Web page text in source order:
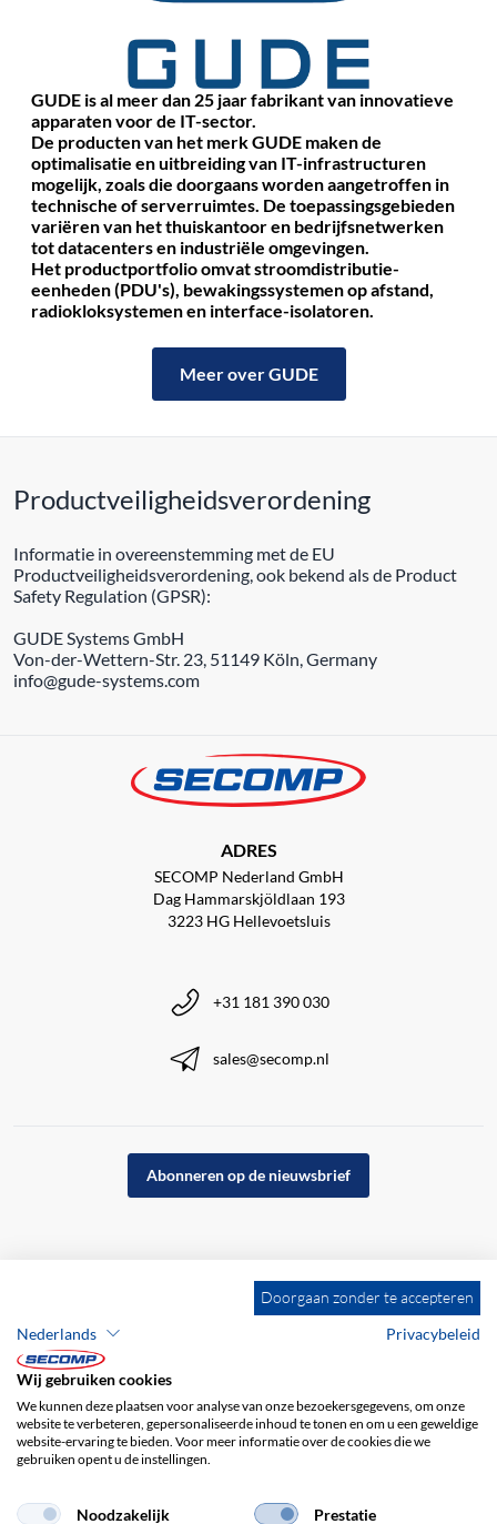
GUDE is al meer dan 25 jaar fabrikant van innovatieve
apparaten voor de IT-sector.
De producten van het merk GUDE maken de
optimalisatie en uitbreiding van IT-infrastructuren
mogelijk, zoals die doorgaans worden aangetroffen in
technische of serverruimtes. De toepassingsgebieden
variëren van het thuiskantoor en bedrijfsnetwerken
tot datacenters en industriële omgevingen.
Het productportfolio omvat stroomdistributie-
eenheden (PDU's), bewakingssystemen op afstand,
radiokloksystemen en interface-isolatoren.
Meer over GUDE
Productveiligheidsverordening
Informatie in overeenstemming met de EU
Productveiligheidsverordening, ook bekend als de Product
Safety Regulation (GPSR):
GUDE Systems GmbH
Von-der-Wettern-Str. 23, 51149 Köln, Germany
info@gude-systems.com
ADRES
SECOMP Nederland GmbH
Dag Hammarskjöldlaan 193
3223 HG Hellevoetsluis
+31 181 390 030
sales@secomp.nl
Abonneren op de nieuwsbrief
Bedrijfsgegevens
Privacybeleid
Doorgaan zonder te accepteren
Nederlands
Privacybeleid
Wij gebruiken cookies
We kunnen deze plaatsen voor analyse van onze bezoekersgegevens, om onze
website te verbeteren, gepersonaliseerde inhoud te tonen en om u een geweldige
website-ervaring te bieden. Voor meer informatie over de cookies die we
gebruiken opent u de instellingen.
Noodzakelijk Prestatie